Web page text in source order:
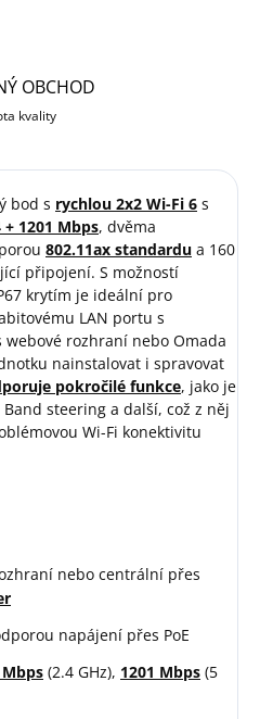
OBCHOD
kvality
bod s rychlou 2x2 Wi-Fi 6 s
+ 1201 Mbps, dvěma
802.11ax standardu a 160
připojení. S možností
krytím je ideální pro
LAN portu s
webové rozhraní nebo Omada
nainstalovat i spravovat
pokročilé funkce, jako je
steering a další, což z něj
Wi-Fi konektivitu
nebo centrální přes
napájení přes PoE
(2.4 GHz), 1201 Mbps (5